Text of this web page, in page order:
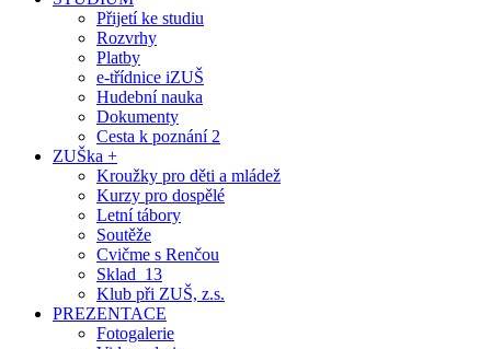
Přijetí ke studiu
Rozvrhy
Platby
e-třídnice iZUŠ
Hudební nauka
Dokumenty
Cesta k poznání 2
ZUŠka +
Kroužky pro děti a mládež
Kurzy pro dospělé
Letní tábory
Soutěže
Cvičme s Renčou
Sklad_13
Klub při ZUŠ, z.s.
PREZENTACE
Fotogalerie